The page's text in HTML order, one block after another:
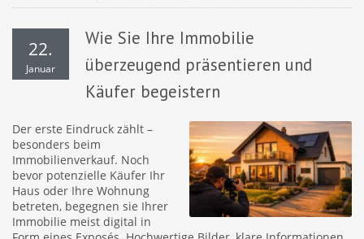
22.
Januar
Wie Sie Ihre Immobilie
überzeugend präsentieren und
Käufer begeistern
Der erste Eindruck zählt –
besonders beim
Immobilienverkauf. Noch
bevor potenzielle Käufer Ihr
Haus oder Ihre Wohnung
betreten, begegnen sie Ihrer
Immobilie meist digital in